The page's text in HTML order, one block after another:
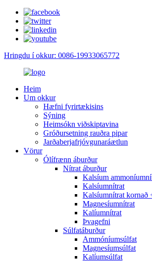
Hringdu í okkur: 0086-19933065772
Heim
Um okkur
Hæfni fyrirtækisins
Sýning
Heimsókn viðskiptavina
Gróðursetning rauðra pipar
Jarðaberjafrjóvgunaráætlun
Vörur
Ólífrænn áburður
Nítrat áburður
Kalsíum
Kalsíumnítrat
Kalsíumnítrat kornað
Magnesíumnítrat
Kalíumnítrat
Þvagefni
Súlfatáburður
Ammóníumsúlfat
Magnesíumsúlfat
Kalíumsúlfat